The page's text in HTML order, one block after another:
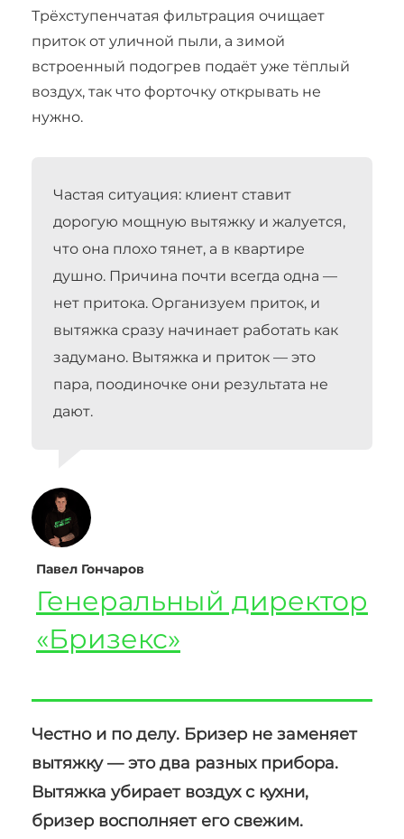
Трёхступенчатая фильтрация очищает
приток от уличной пыли, а зимой
встроенный подогрев подаёт уже тёплый
воздух, так что форточку открывать не
нужно.
Частая ситуация: клиент ставит
дорогую мощную вытяжку и жалуется,
что она плохо тянет, а в квартире
душно. Причина почти всегда одна —
нет притока. Организуем приток, и
вытяжка сразу начинает работать как
задумано. Вытяжка и приток — это
пара, поодиночке они результата не
дают.
Павел Гончаров
Генеральный директор
«Бризекс»
Честно и по делу. Бризер не заменяет
вытяжку — это два разных прибора.
Вытяжка убирает воздух с кухни,
бризер восполняет его свежим.